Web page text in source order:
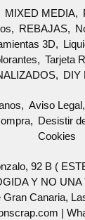
MIXED MEDIA
REBAJAS
3D
Tarjeta
DIY
Aviso Legal
Desistir
Cookies
92 B (
Y NO
Gran Canaria,
|